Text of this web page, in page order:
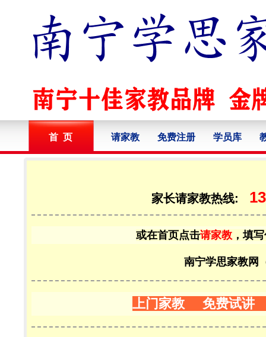
首 页 请家教 免费注册 学员库
家长请家教热线:
或在首页点击请家教 ，填
南宁学思家教网
上门家教 免费试讲